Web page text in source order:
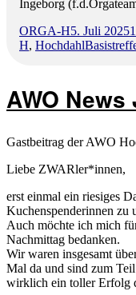
Ingeborg
Autor
ORGA-H
am
5. Juli 2025
H, Hochdahl
AWO News
Gastbeitrag der AWO
Liebe ZWARler*innen,
erst einmal ein riesiges
Kuchenspenderinnen zu
Auch möchte ich mich
Nachmittag bedanken.
Wir waren insgesamt
Mal da und sind zum
wirklich ein toller Erfolg